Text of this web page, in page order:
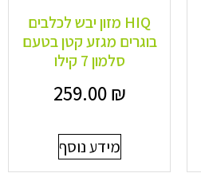
HIQ מזון יבש לכלבים
בוגרים מגזע קטן בטעם
סלמון 7 קילו
259.00₪
מידע נוסף